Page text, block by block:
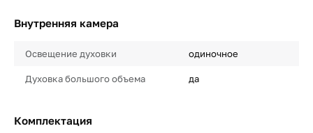
Внутренняя камера
Освещение духовки одиночное
Духовка большого объема да
Комплектация